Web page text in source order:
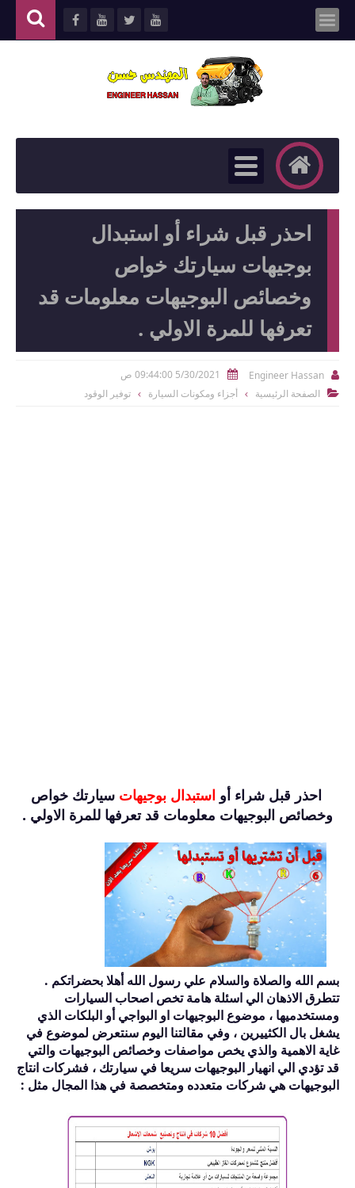
احذر قبل شراء أو استبدال
بوجيهات سيارتك خواص
وخصائص البوجيهات معلومات قد
تعرفها للمرة الاولي .

Engineer Hassan
 5/30/2021 09:44:00 ص
 الصفحة الرئيسية أجزاء ومكونات السيارة توفير الوقود
احذر قبل شراء أو استبدال بوجيهات سيارتك خواص
وخصائص البوجيهات معلومات قد تعرفها للمرة الاولي .
بسم الله والصلاة والسلام علي رسول الله أهلا بحضراتكم .
تتطرق الاذهان الي اسئلة هامة تخص اصحاب السيارات
ومستخدميها ، موضوع البوجيهات او البواجي أو البلكات الذي
يشغل بال الكثييرين ، وفي مقالتنا اليوم سنتعرض لموضوع في
غاية الاهمية والذي يخص مواصفات وخصائص البوجيهات والتي
قد تؤدي الي انهيار البوجيهات سريعا في سيارتك ، فشركات انتاج
البوجيهات هي شركات متعدده ومتخصصة في هذا المجال مثل :